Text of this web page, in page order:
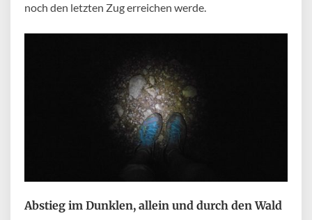
noch den letzten Zug erreichen werde.
Abstieg im Dunklen, allein und durch den Wald